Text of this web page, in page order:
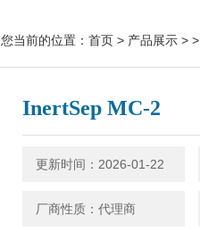
您当前的位置： 首页 > 产品展示 > >
InertSep MC-2
更新时间：2026-01-22
厂商性质：代理商